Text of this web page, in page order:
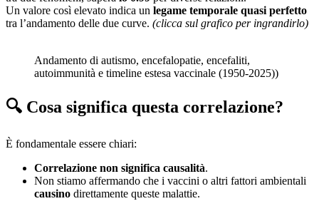
Un valore così elevato indica un legame temporale quasi perfetto
tra l’andamento delle due curve. (clicca sul grafico per ingrandirlo)
Andamento di autismo, encefalopatie, encefaliti,
autoimmunità e timeline estesa vaccinale (1950-2025))
🔍 Cosa significa questa correlazione?
È fondamentale essere chiari:
Correlazione non significa causalità.
Non stiamo affermando che i vaccini o altri fattori ambientali
causino direttamente queste malattie.